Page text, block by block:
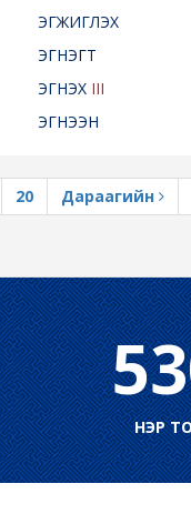
ЭГЖИГЛЭХ
ЭГНЭГТ
ЭГНЭХ III
ЭГНЭЭН
20 Дараагийн
НЭР